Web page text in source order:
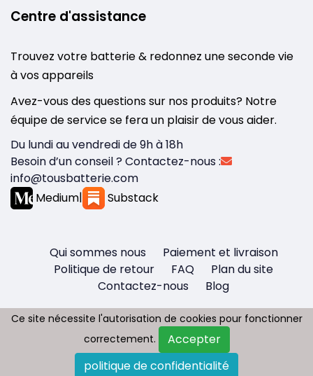
Centre d'assistance
Trouvez votre batterie & redonnez une seconde vie
à vos appareils
Avez-vous des questions sur nos produits? Notre
équipe de service se fera un plaisir de vous aider.
Du lundi au vendredi de 9h à 18h
Besoin d’un conseil ? Contactez-nous :
info@tousbatterie.com
Medium| Substack
Qui sommes nous
Paiement et livraison
Politique de retour
FAQ
Plan du site
Contactez-nous
Blog
Copyright © 2026 - Tous droit réservés
Tousbatterie.com
Ce site nécessite l'autorisation de cookies pour fonctionner
correctement.
Accepter
politique de confidentialité
Ce site nécessite l'autorisation de cookies pour fonctionner
correctement.
Accepter
politique de confidentialité